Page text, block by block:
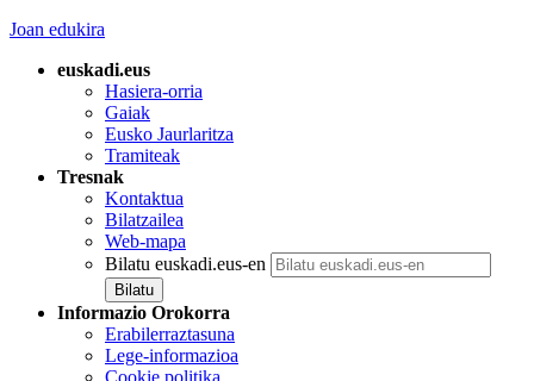
Joan edukira
euskadi.eus
Hasiera-orria
Gaiak
Eusko Jaurlaritza
Tramiteak
Tresnak
Kontaktua
Bilatzailea
Web-mapa
Bilatu euskadi.eus-en
Informazio Orokorra
Erabilerraztasuna
Lege-informazioa
Cookie politika